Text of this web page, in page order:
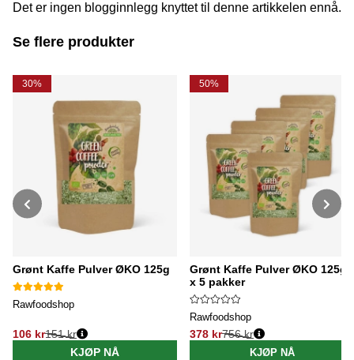
Det er ingen blogginnlegg knyttet til denne artikkelen ennå.
Se flere produkter
30%
Grønt Kaffe Pulver ØKO 125g
Rawfoodshop
106 kr
Vanlig pris:
151 kr
KJØP NÅ
50%
Grønt Kaffe Pulver ØKO 125g
x 5 pakker
Rawfoodshop
378 kr
Vanlig pris:
756 kr
KJØP NÅ